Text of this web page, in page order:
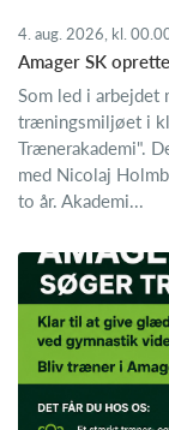
4. aug. 2026, kl.
Amager SK
Som led i arbejdet
træningsmiljøet i
Trænerakademi".
med Nicolaj
to år. Akademi...